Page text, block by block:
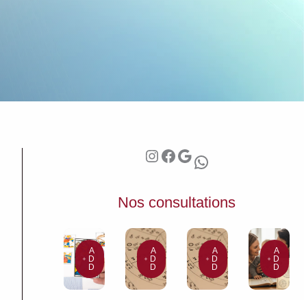
Instagram Facebook Google WhatsApp
Nos consultations
A
D
D
A
D
D
A
D
D
A
D
D